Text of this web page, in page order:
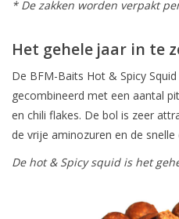
* De zakken worden verpakt
Het gehele jaar in te
De BFM-Baits Hot & Spicy
gecombineerd met een aantal
en chili flakes. De bol is zeer
de vrije aminozuren en de snelle
De hot & Spicy squid is het